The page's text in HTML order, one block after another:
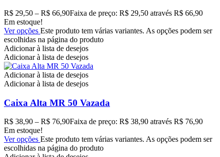
R$ 29,50 – R$ 66,90Faixa de preço: R$ 29,50 através R$ 66,90
Em estoque!
Ver opções Este produto tem várias variantes. As opções podem ser
escolhidas na página do produto
Adicionar à lista de desejos
Adicionar à lista de desejos
Adicionar à lista de desejos
Adicionar à lista de desejos
Caixa Alta MR 50 Vazada
R$ 38,90 – R$ 76,90Faixa de preço: R$ 38,90 através R$ 76,90
Em estoque!
Ver opções Este produto tem várias variantes. As opções podem ser
escolhidas na página do produto